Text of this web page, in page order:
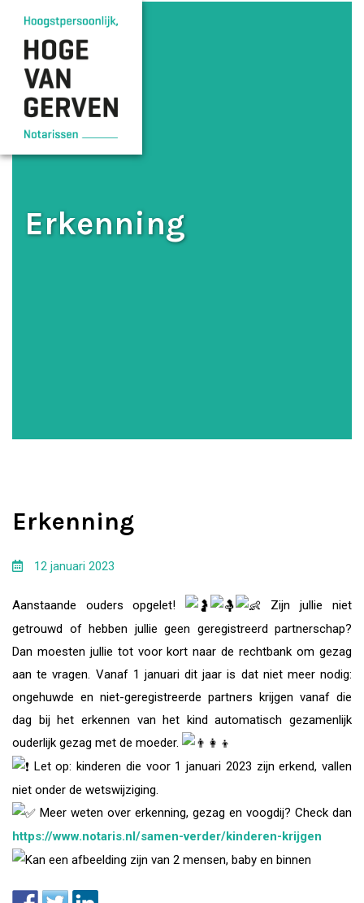
Erkenning
Erkenning
12 januari 2023
Aanstaande ouders opgelet!
Zijn jullie niet
getrouwd of hebben jullie geen geregistreerd partnerschap?
Dan moesten jullie tot voor kort naar de rechtbank om gezag
aan te vragen. Vanaf 1 januari dit jaar is dat niet meer nodig:
ongehuwde en niet-geregistreerde partners krijgen vanaf die
dag bij het erkennen van het kind automatisch gezamenlijk
ouderlijk gezag met de moeder.
Let op: kinderen die voor 1 januari 2023 zijn erkend, vallen
niet onder de wetswijziging.
Meer weten over erkenning, gezag en voogdij? Check dan
https://www.notaris.nl/samen-verder/kinderen-krijgen